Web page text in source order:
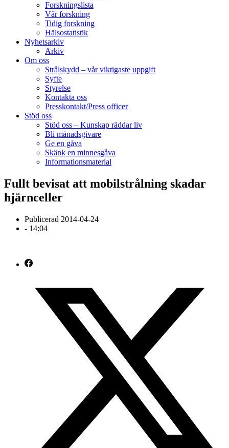
Forskningslista
Vår forskning
Tidig forskning
Hälsostatistik
Nyhetsarkiv
Arkiv
Om oss
Strålskydd – vår viktigaste uppgift
Syfte
Styrelse
Kontakta oss
Presskontakt/Press officer
Stöd oss
Stöd oss – Kunskap räddar liv
Bli månadsgivare
Ge en gåva
Skänk en minnesgåva
Informationsmaterial
Fullt bevisat att mobilstrålning skadar
hjärnceller
Publicerad 2014-04-24
- 14:04